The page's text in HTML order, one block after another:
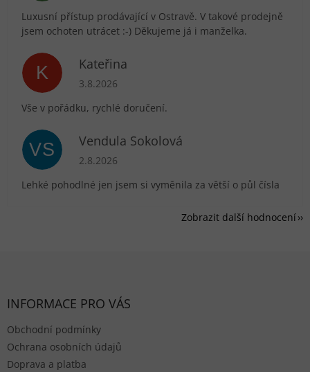
Luxusní přístup prodávající v Ostravě. V takové prodejně
jsem ochoten utrácet :-) Děkujeme já i manželka.
K Kateřina
Hodnocení obchodu je 5 z 5 hvězdiček.
3.8.2026
Vše v pořádku, rychlé doručení.
VS Vendula Sokolová
Hodnocení obchodu je 5 z 5 hvězdiček.
2.8.2026
Lehké pohodlné jen jsem si vyměnila za větší o půl čísla
Zobrazit další hodnocení
INFORMACE PRO VÁS
Obchodní podmínky
Ochrana osobních údajů
Doprava a platba